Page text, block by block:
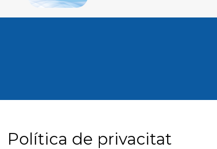
Política de privacitat